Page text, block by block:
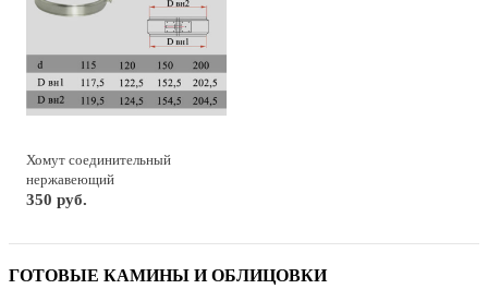
Хомут соединительный
нержавеющий
350 руб.
ГОТОВЫЕ КАМИНЫ И ОБЛИЦОВКИ